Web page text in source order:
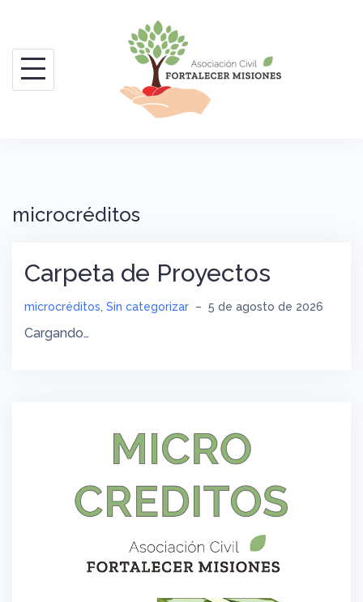
contenido
microcréditos
Carpeta de Proyectos
microcréditos, Sin categorizar – 5 de agosto de 2026
Cargando…